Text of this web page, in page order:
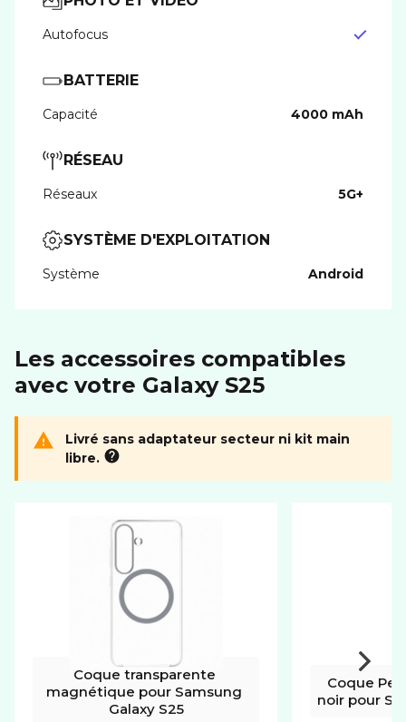
Autofocus
BATTERIE
Capacité 4000 mAh
RÉSEAU
Réseaux 5G+
SYSTÈME D'EXPLOITATION
Système Android
Les accessoires compatibles
avec votre Galaxy S25
Livré sans adaptateur secteur ni kit main
libre.
Coque transparente
magnétique pour Samsung
Galaxy S25
Coque
noir pour